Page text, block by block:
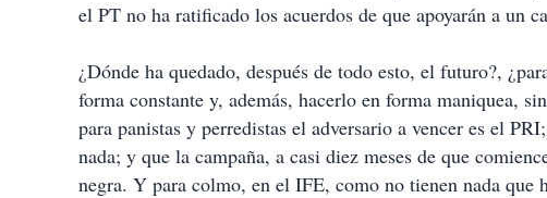
el PT no ha ratificado los acuerdos de que apoyarán a un
¿Dónde ha quedado, después de todo esto, el futuro?,
forma constante y, además, hacerlo en forma maniquea,
para panistas y perredistas el adversario a vencer es el
nada; y que la campaña, a casi diez meses de que
negra. Y para colmo, en el IFE, como no tienen nada que